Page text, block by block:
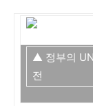
▲ 정부의
전